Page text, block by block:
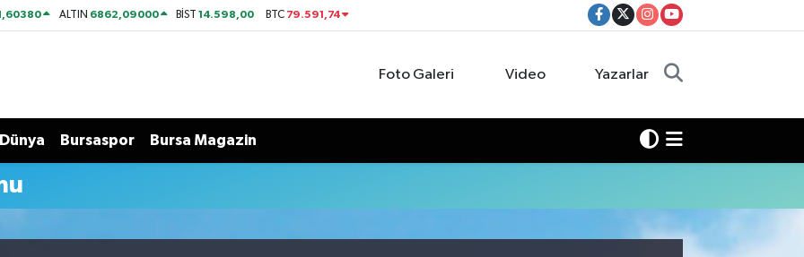
ALTIN 6862,09000 BİST14.598,00 BTC 79.591,74
Foto Galeri Video Yazarlar
Dünya Bursaspor Bursa Magazin